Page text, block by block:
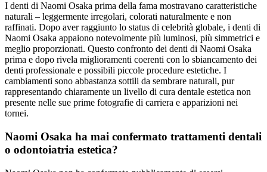
I denti di Naomi Osaka prima della fama mostravano caratteristiche
naturali – leggermente irregolari, colorati naturalmente e non
raffinati. Dopo aver raggiunto lo status di celebrità globale, i denti di
Naomi Osaka appaiono notevolmente più luminosi, più simmetrici e
meglio proporzionati. Questo confronto dei denti di Naomi Osaka
prima e dopo rivela miglioramenti coerenti con lo sbiancamento dei
denti professionale e possibili piccole procedure estetiche. I
cambiamenti sono abbastanza sottili da sembrare naturali, pur
rappresentando chiaramente un livello di cura dentale estetica non
presente nelle sue prime fotografie di carriera e apparizioni nei
tornei.
Naomi Osaka ha mai confermato trattamenti dentali
o odontoiatria estetica?